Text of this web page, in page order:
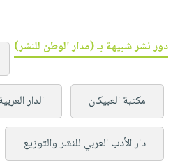
دور نشر شبيهة بـ (مدار الوطن للنشر)
مكتبة العبيكان الدار
دار الأدب العربي للنشر والتوزيع